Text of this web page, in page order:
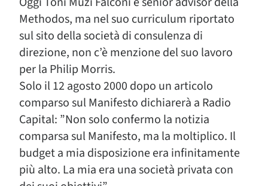
Methodos, ma nel suo curriculum riportato
sul sito della società di consulenza di
direzione, non c’è menzione del suo lavoro
per la Philip Morris.
Solo il 12 agosto 2000 dopo un articolo
comparso sul Manifesto dichiarerà a Radio
Capital: ”Non solo confermo la notizia
comparsa sul Manifesto, ma la moltiplico. Il
budget a mia disposizione era infinitamente
più alto. La mia era una società privata con